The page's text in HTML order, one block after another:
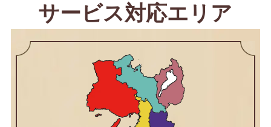
サービス対応エリア